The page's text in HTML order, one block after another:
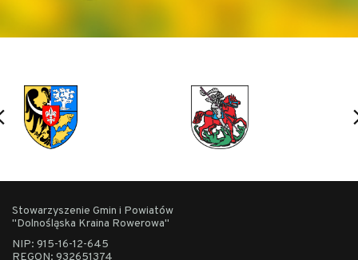
Stowarzyszenie Gmin i Powiatów
"Dolnośląska Kraina Rowerowa"
NIP: 915-16-12-645
REGON: 932651374